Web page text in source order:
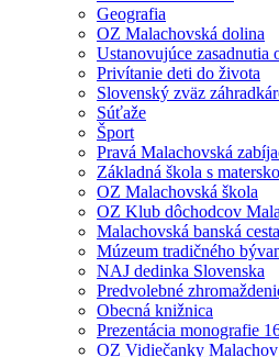
Geografia
OZ Malachovská dolina
Ustanovujúce zasadnutia
Privítanie deti do života
Slovenský zväz
Súťaže
Šport
Pravá Malachovská
Základná škola s
OZ Malachovská škola
OZ Klub dôchodcov
Malachovská banská cesta
Múzeum tradičného
NAJ dedinka Slovenska
Predvolebné
Obecná knižnica
Prezentácia monografie
OZ Vidiečanky Malachov